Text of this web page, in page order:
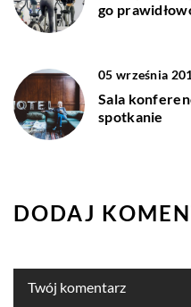
go
05 września
Sala
spotkanie
DODAJ